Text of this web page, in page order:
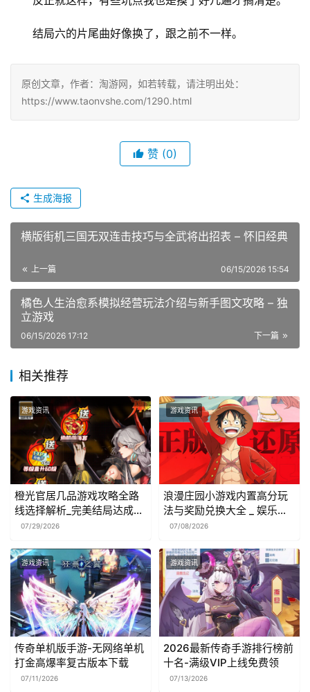
结局六的片尾曲好像换了，跟之前不一样。
原创文章，作者：淘游网，如若转载，请注明出处：
https://www.taonvshe.com/1290.html
赞 (0)
生成海报
横版街机三国无双连击技巧与全武将出招表 – 怀旧经典
上一篇 06/15/2026 15:54
橘色人生治愈系模拟经营玩法介绍与新手图文攻略 – 独
立游戏
下一篇
06/15/2026 17:12
相关推荐
游戏资讯
橙光官居几品游戏攻略全路
线选择解析_完美结局达成方
法
07/29/2026
游戏资讯
浪漫庄园小游戏内置高分玩
法与奖励兑换大全 _ 娱乐休
闲必备
07/08/2026
游戏资讯
传奇单机版手游-无网络单机
打金高爆率复古版本下载
07/11/2026
游戏资讯
2026最新传奇手游排行榜前
十名-满级VIP上线免费领
07/13/2026